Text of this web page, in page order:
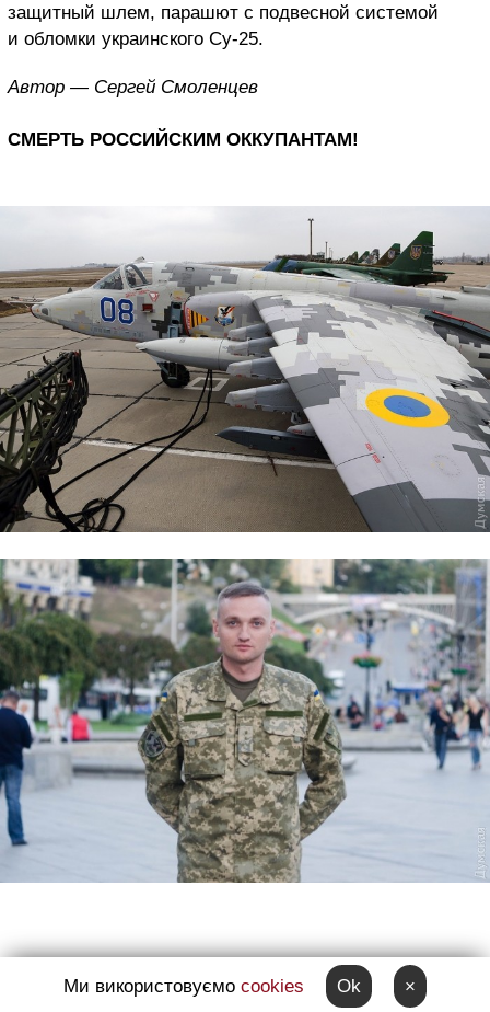
защитный шлем, парашют с подвесной системой
и обломки украинского Су-25.
Автор — Сергей Смоленцев
СМЕРТЬ РОССИЙСКИМ ОККУПАНТАМ!
Ми використовуємо cookies Ok ×